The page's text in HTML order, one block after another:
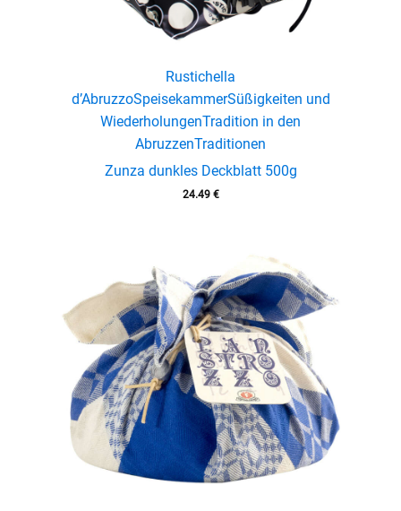
Rustichella
d’AbruzzoSpeisekammerSüßigkeiten und
WiederholungenTradition in den
AbruzzenTraditionen
Zunza dunkles Deckblatt 500g
24.49 €